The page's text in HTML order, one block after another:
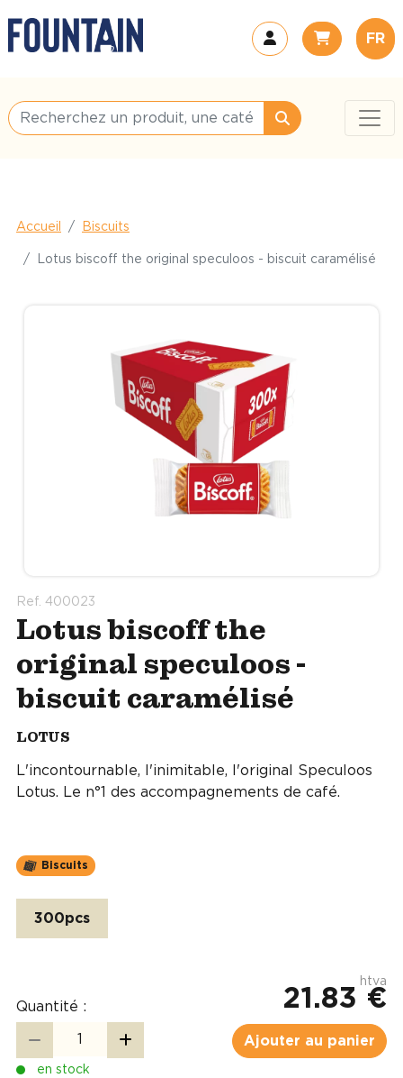
FR
Accueil Biscuits
Lotus biscoff the original speculoos - biscuit caramélisé
Ref. 400023
Lotus biscoff the
original speculoos -
biscuit caramélisé
LOTUS
L'incontournable, l'inimitable, l'original Speculoos
Lotus. Le n°1 des accompagnements de café.
Biscuits
300pcs
Quantité :
htva
21.83 €
Ajouter au panier
en stock